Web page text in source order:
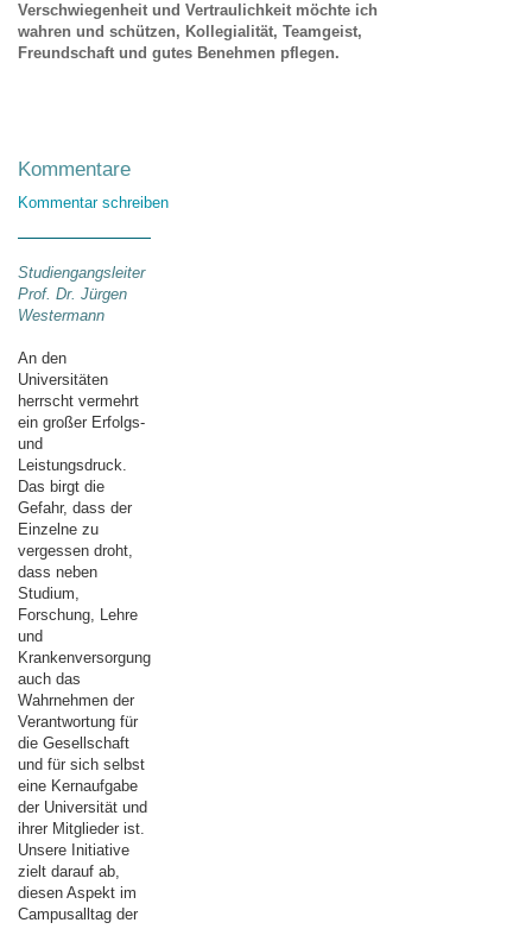
Verschwiegenheit und Vertraulichkeit möchte ich
wahren und schützen, Kollegialität, Teamgeist,
Freundschaft und gutes Benehmen pflegen.
Kommentare
Kommentar schreiben
Studiengangsleiter
Prof. Dr. Jürgen
Westermann
An den
Universitäten
herrscht vermehrt
ein großer Erfolgs-
und
Leistungsdruck.
Das birgt die
Gefahr, dass der
Einzelne zu
vergessen droht,
dass neben
Studium,
Forschung, Lehre
und
Krankenversorgung
auch das
Wahrnehmen der
Verantwortung für
die Gesellschaft
und für sich selbst
eine Kernaufgabe
der Universität und
ihrer Mitglieder ist.
Unsere Initiative
zielt darauf ab,
diesen Aspekt im
Campusalltag der